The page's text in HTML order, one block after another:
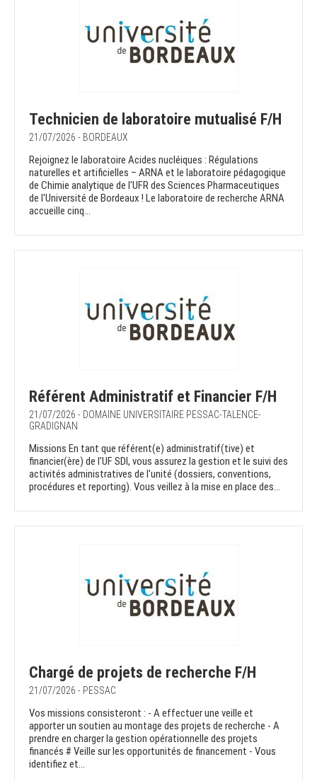
Technicien de laboratoire mutualisé F/H
21/07/2026 - BORDEAUX
Rejoignez le laboratoire Acides nucléiques : Régulations
naturelles et artificielles – ARNA et le laboratoire pédagogique
de Chimie analytique de l'UFR des Sciences Pharmaceutiques
de l'Université de Bordeaux ! Le laboratoire de recherche ARNA
accueille cinq...
Référent Administratif et Financier F/H
21/07/2026 - DOMAINE UNIVERSITAIRE PESSAC-TALENCE-
GRADIGNAN
Missions En tant que référent(e) administratif(tive) et
financier(ère) de l'UF SDI, vous assurez la gestion et le suivi des
activités administratives de l'unité (dossiers, conventions,
procédures et reporting). Vous veillez à la mise en place des...
Chargé de projets de recherche F/H
21/07/2026 - PESSAC
Vos missions consisteront : - A effectuer une veille et
apporter un soutien au montage des projets de recherche - A
prendre en charger la gestion opérationnelle des projets
financés # Veille sur les opportunités de financement - Vous
identifiez et...